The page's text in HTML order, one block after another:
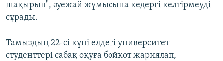
шақырып", әуежай жұмысына кедергі келтірмеуді
сұрады.
Тамыздың 22-сі күні елдегі университет
студенттері сабақ оқуға бойкот жариялап,